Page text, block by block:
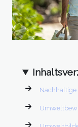
Nachhaltige